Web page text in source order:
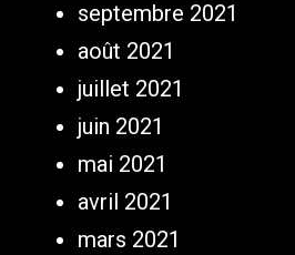
septembre 2021
août 2021
juillet 2021
juin 2021
mai 2021
avril 2021
mars 2021